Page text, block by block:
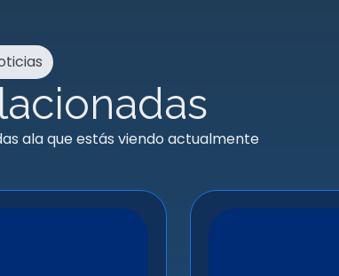
ala que estás viendo actualmente